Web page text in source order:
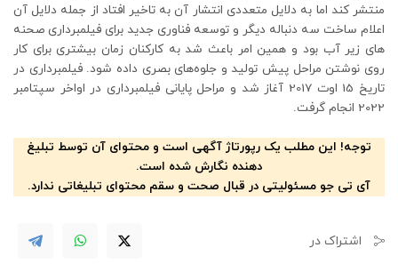
منتشر ‌کند اما به دلایل متعددی انتشار آن به تاخیر افتاد از جمله دلایل آن
اعلام ساخت سه دنباله دیگر و توسعه فناوری جدید برای فیلمبرداری صحنه
های زیر آب بود و همین امر باعث شد به کارکنان زمان بیشتری برای کار
روی نوشتن مراحل پیش تولید و جلوه‌های بصری داده شود. فیلمبرداری در
تاریخ 15 اوت 2017 آغاز شد و مراحل پایانی فیلمبرداری در اواخر سپتامبر
2022 انجام گرفت.
توجه! این مطلب یک رپورتاژ آگهی است و محتوای آن توسط تبلیغ
دهنده نگارش شده است.
آی تی جو مسئولیتی در قبال صحت و سقم محتوای تبلیغاتی ندارد.
اشتراک در